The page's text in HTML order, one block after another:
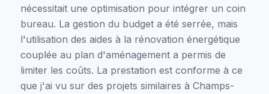
nécessitait une optimisation pour intégrer un coin
bureau. La gestion du budget a été serrée, mais
l'utilisation des aides à la rénovation énergétique
couplée au plan d'aménagement a permis de
limiter les coûts. La prestation est conforme à ce
que j'ai vu sur des projets similaires à Champs-